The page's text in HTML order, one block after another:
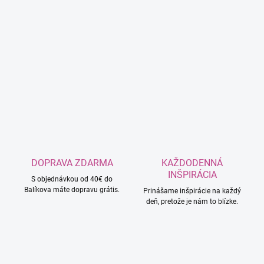
DOPRAVA ZDARMA
S objednávkou od 40€ do
Balíkova máte dopravu grátis.
KAŽDODENNÁ
INŠPIRÁCIA
Prinášame inšpirácie na každý
deň, pretože je nám to blízke.